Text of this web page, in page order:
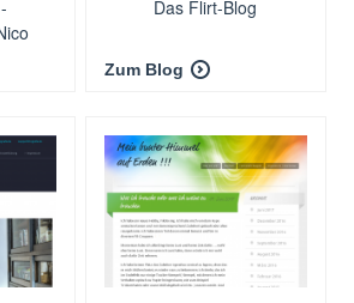
Das Flirt-Blog
Zum Blog